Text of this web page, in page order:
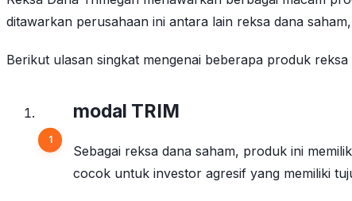
ditawarkan perusahaan ini antara lain reksa dana
Berikut ulasan singkat mengenai beberapa produk
modal TRIM
Sebagai reksa dana saham, produk ini
cocok untuk investor agresif yang memiliki